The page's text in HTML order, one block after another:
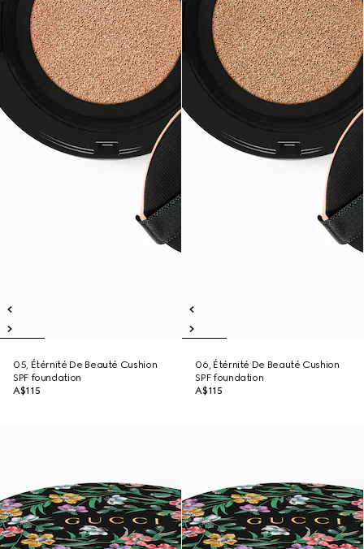
05, Étérnité De Beauté Cushion
SPF foundation
A$115
06, Étérnité De Beauté Cushion
SPF foundation
A$115